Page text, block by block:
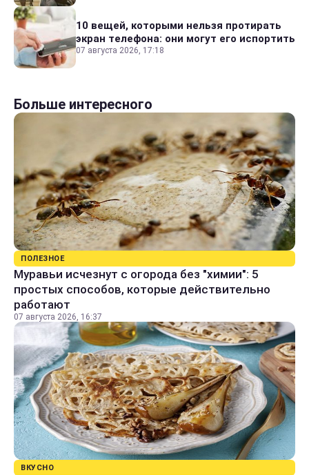
10 вещей, которыми нельзя протирать
экран телефона: они могут его испортить
07 августа 2026, 17:18
Больше интересного
ПОЛЕЗНОЕ
Муравьи исчезнут с огорода без "химии": 5
простых способов, которые действительно
работают
07 августа 2026, 16:37
ВКУСНО